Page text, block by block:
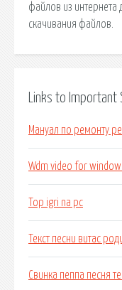
файлов из
скачивания файлов.
Links to Important
Мануал по ремонту
Wdm video for
Top igri na pc
Текст песни витас
Свинка пеппа песня